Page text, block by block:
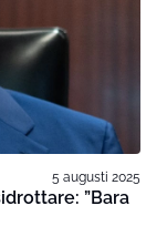
5 augusti 2025
”Bara